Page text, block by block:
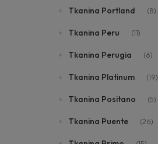
Tkanina Portland (8)
Tkanina Peru (11)
Tkanina Perugia (6)
Tkanina Platinum (19)
Tkanina Positano (5)
Tkanina Puente (26)